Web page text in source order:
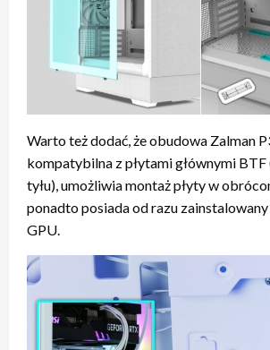
Warto też dodać, że obudowa Zalman
kompatybilna z płytami głównymi BTF
tyłu), umożliwia montaż płyty w
ponadto posiada od razu
GPU.